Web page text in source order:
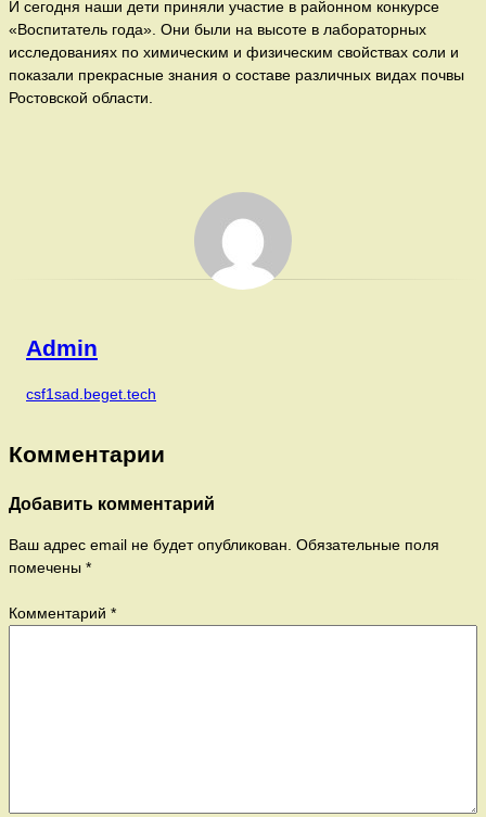
И сегодня наши дети приняли участие в районном конкурсе
«Воспитатель года». Они были на высоте в лабораторных
исследованиях по химическим и физическим свойствах соли и
показали прекрасные знания о составе различных видах почвы
Ростовской области.
Admin
csf1sad.beget.tech
Комментарии
Добавить комментарий
Ваш адрес email не будет опубликован. Обязательные поля
помечены *
Комментарий *